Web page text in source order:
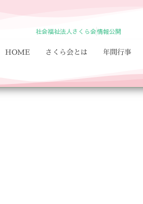
社会福祉法人さくら会情報公開
HOME さくら会とは 年間行事